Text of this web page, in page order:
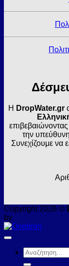
Η DropWater.gr
την υπεύθυνη
Συνεχίζουμε να
Copyright 2026 ©
by
Αναζήτηση
για: